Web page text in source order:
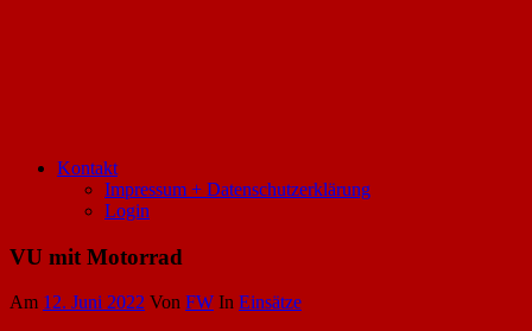
Kontakt
Impressum + Datenschutzerklärung
Login
VU mit Motorrad
Am 12. Juni 2022 Von FW In Einsätze